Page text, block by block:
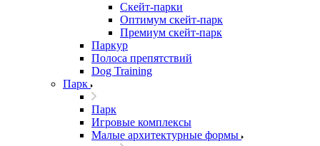
Скейт-парки
Оптимум скейт-парк
Премиум скейт-парк
Паркур
Полоса препятствий
Dog Training
Парк
Парк
Игровые комплексы
Малые архитектурные формы